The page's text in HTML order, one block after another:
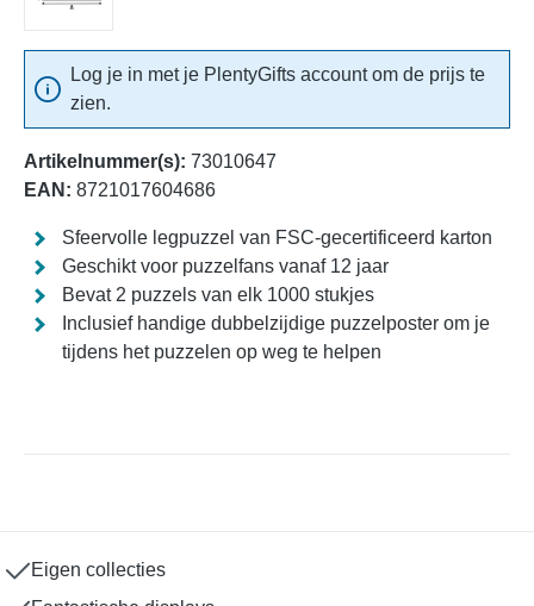
Log je in met je PlentyGifts account om de prijs te
zien.
Artikelnummer(s): 73010647
EAN: 8721017604686
Sfeervolle legpuzzel van FSC-gecertificeerd karton
Geschikt voor puzzelfans vanaf 12 jaar
Bevat 2 puzzels van elk 1000 stukjes
Inclusief handige dubbelzijdige puzzelposter om je
tijdens het puzzelen op weg te helpen
Eigen collecties